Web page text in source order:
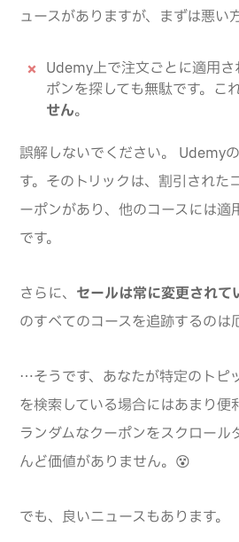
ュースがありますが、まずは悪い
Udemy上で注文ごとに適用
ポンを探しても無駄です。こ
せん。
誤解しないでください。 Udemy
す。そのトリックは、割引された
ーポンがあり、他のコースには適
です。
さらに、 セールは常に変更されて
のすべてのコースを追跡するのは
…そうです、あなたが特定のトピ
を検索している場合にはあまり便
ランダムなクーポンをスクロール
んど価値がありません。😵
でも、良いニュースもあります。